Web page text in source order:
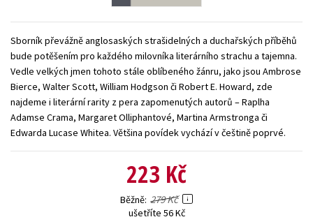
Young adult (SK)
Zahraniční literatura Zdraví a životní styl
Všechny tituly
Sborník převážně anglosaských strašidelných a duchařských příběhů
bude potěšením pro každého milovníka literárního strachu a tajemna.
Vedle velkých jmen tohoto stále oblíbeného žánru, jako jsou Ambrose
Bierce, Walter Scott, William Hodgson či Robert E. Howard, zde
najdeme i literární rarity z pera zapomenutých autorů – Raplha
Adamse Crama, Margaret Olliphantové, Martina Armstronga či
Edwarda Lucase Whitea. Většina povídek vychází v češtině poprvé.
223 Kč
Běžně 279 Kč
ušetříte 56 Kč